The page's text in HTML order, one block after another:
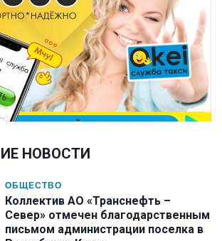
НОВОСТИ
ОБЩЕСТВО
Коллектив АО «Транснефть –
Север» отмечен благодарственным
письмом администрации поселка в